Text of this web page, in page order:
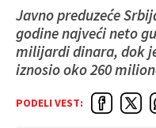
Javno preduzeće
godine najveći neto
milijardi dinara, dok
iznosio oko 260
PODELI VEST: